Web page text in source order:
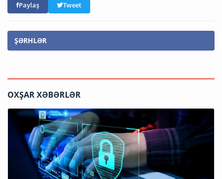
Paylaş Tweet
ŞƏRHLƏR
OXŞAR XƏBƏRLƏR